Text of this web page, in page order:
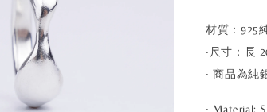
材質：925
‧尺寸：長
‧ 商品為純
‧ Material: